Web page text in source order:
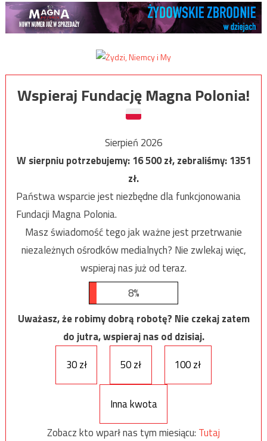
Wspieraj Fundację Magna Polonia!
Sierpień 2026
W sierpniu potrzebujemy:16 500zł, zebraliśmy:1351
zł.
Państwa wsparcie jest niezbędne dla funkcjonowania
Fundacji Magna Polonia.
Masz świadomość tego jak ważne jest przetrwanie
niezależnych ośrodków medialnych? Nie zwlekaj więc,
wspieraj nas już od teraz.
8%
Uważasz, że robimy dobrą robotę? Nie czekaj zatem
do jutra, wspieraj nas od dzisiaj.
30 zł
50 zł 100 zł
Inna kwota
Zobacz kto wparł nas tym miesiącu: Tutaj